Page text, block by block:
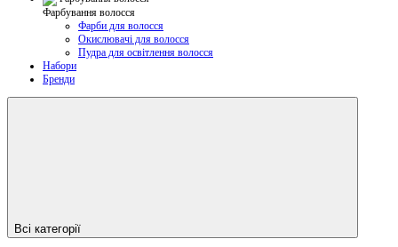
Фарбування волосся
Фарби для волосся
Окислювачі для волосся
Пудра для освітлення волосся
Набори
Бренди
Всі категорії